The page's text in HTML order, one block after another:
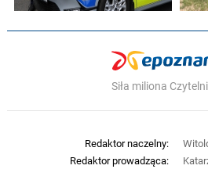
Siła miliona
Redaktor naczelny:
Redaktor prowadząca: